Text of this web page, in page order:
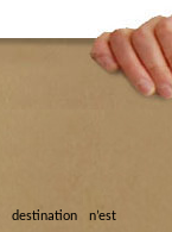
n’est